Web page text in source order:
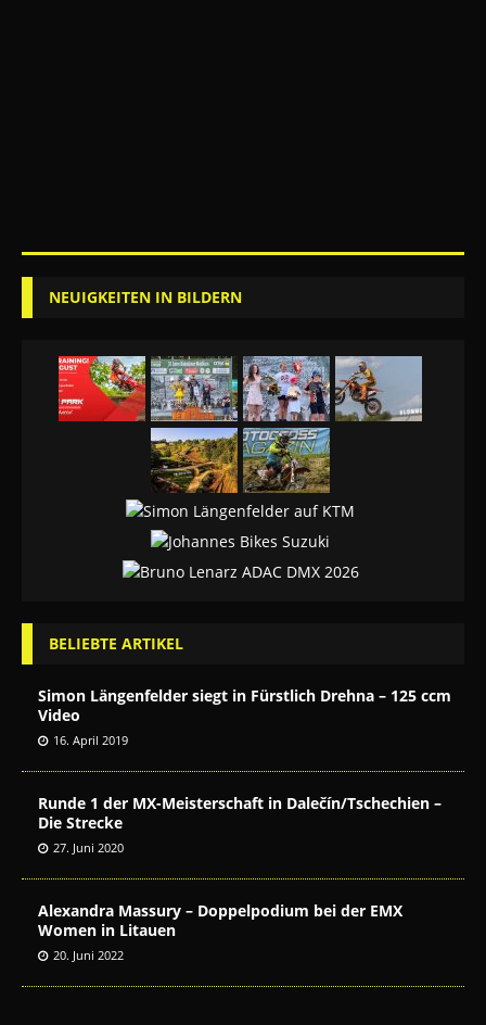
NEUIGKEITEN IN BILDERN
BELIEBTE ARTIKEL
Simon Längenfelder siegt in Fürstlich Drehna – 125 ccm
Video
16. April 2019
Runde 1 der MX-Meisterschaft in Dalečín/Tschechien –
Die Strecke
27. Juni 2020
Alexandra Massury – Doppelpodium bei der EMX
Women in Litauen
20. Juni 2022